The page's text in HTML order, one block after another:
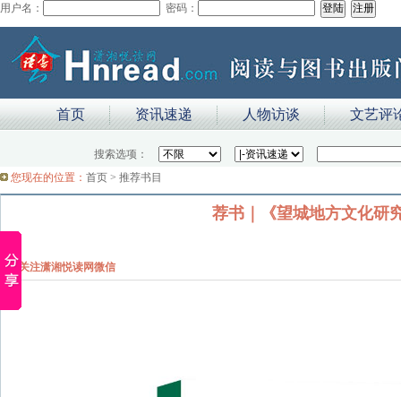
用户名： 密码：
首页 资讯速递 人物访谈 文艺评
搜索选项：
您现在的位置： 首页 > 推荐书目
荐书｜《望城地方文化研
关注潇湘悦读网微信